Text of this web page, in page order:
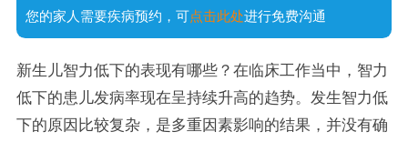
您的家人需要疾病预约，可点击此处进行免费沟通
新生儿智力低下的表现有哪些？在临床工作当中，智力
低下的患儿发病率现在呈持续升高的趋势。发生智力低
下的原因比较复杂，是多重因素影响的结果，并没有确